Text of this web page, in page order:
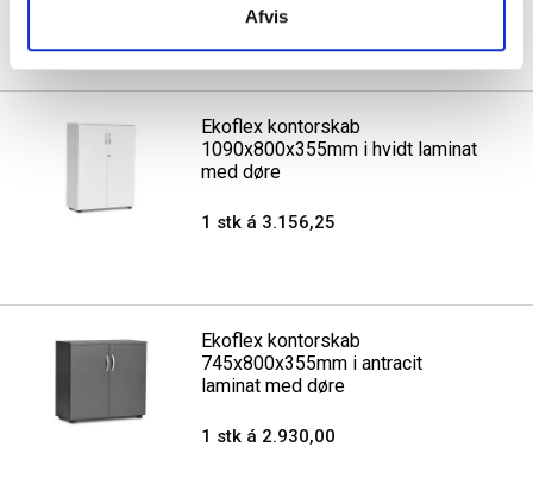
Afvis
1 stk á 2.958,75
Ekoflex kontorskab
1090x800x355mm i hvidt laminat
med døre
1 stk á 3.156,25
Ekoflex kontorskab
745x800x355mm i antracit
laminat med døre
1 stk á 2.930,00